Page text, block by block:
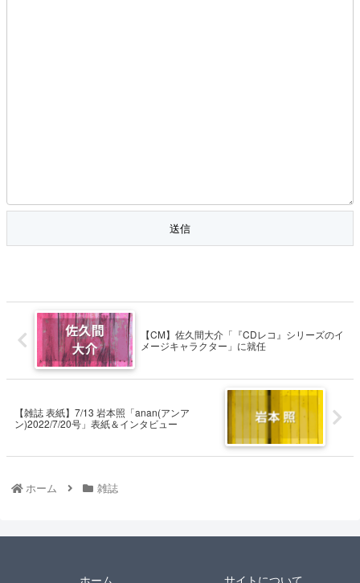
【CM】佐久間大介「『CDレコ』シリーズのイ
メージキャラクター」に就任
【雑誌 表紙】7/13 岩本照「anan(アンア
ン)2022/7/20号」表紙＆インタビュー
ホーム 雑誌